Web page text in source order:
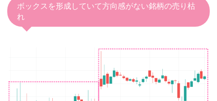
ボックスを形成していて方向感がない銘柄の売り枯
れ